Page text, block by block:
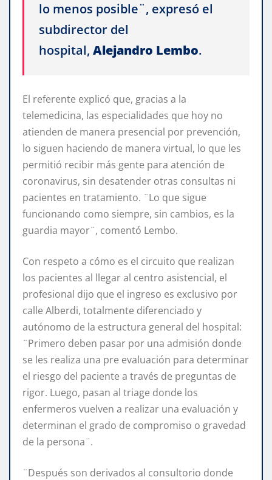
lo menos posible¨, expresó el
subdirector del
hospital, Alejandro Lembo.
El referente explicó que, gracias a la
telemedicina, las especialidades que hoy no
atienden de manera presencial por prevención,
lo siguen haciendo de manera virtual, lo que les
permitió recibir más gente para atención de
coronavirus, sin desatender otras consultas ni
pacientes en tratamiento. ¨Lo que sigue
funcionando como siempre, sin cambios, es la
guardia mayor¨, comentó Lembo.
Con respeto a cómo es el circuito que realizan
los pacientes al llegar al centro asistencial, el
profesional dijo que el ingreso es exclusivo por
calle Alberdi, totalmente diferenciado y
autónomo de la estructura general del hospital:
¨Primero deben pasar por una admisión donde
se les realiza una pre evaluación para determinar
el riesgo del paciente a través de preguntas de
rigor. Luego, pasan al triage donde los
enfermeros vuelven a realizar una evaluación y
determinan el grado de compromiso o gravedad
de la persona¨.
¨Después son derivados al consultorio donde